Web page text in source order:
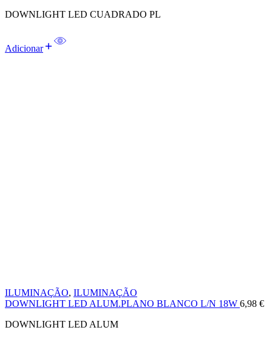
DOWNLIGHT LED CUADRADO PL
Adicionar
ILUMINAÇÃO, ILUMINAÇÃO
DOWNLIGHT LED ALUM.PLANO BLANCO L/N 18W 6,98 €
DOWNLIGHT LED ALUM